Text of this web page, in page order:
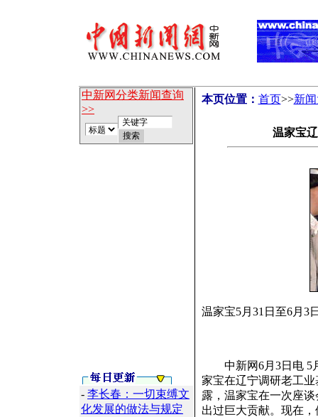
中新网分类新闻查询
>>
- 李长春：一切束缚文
化发展的做法与规定
本页位置： 首页>>新
温家宝
温家宝5月31日至6月3
中新网6月3日电 5月
家宝在辽宁调研老工
露，温家宝在一次座
出过巨大贡献。现在